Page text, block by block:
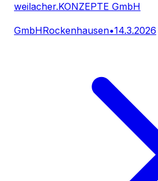
weilacher.KONZEPTE GmbH
GmbHRockenhausen•14.3.2026